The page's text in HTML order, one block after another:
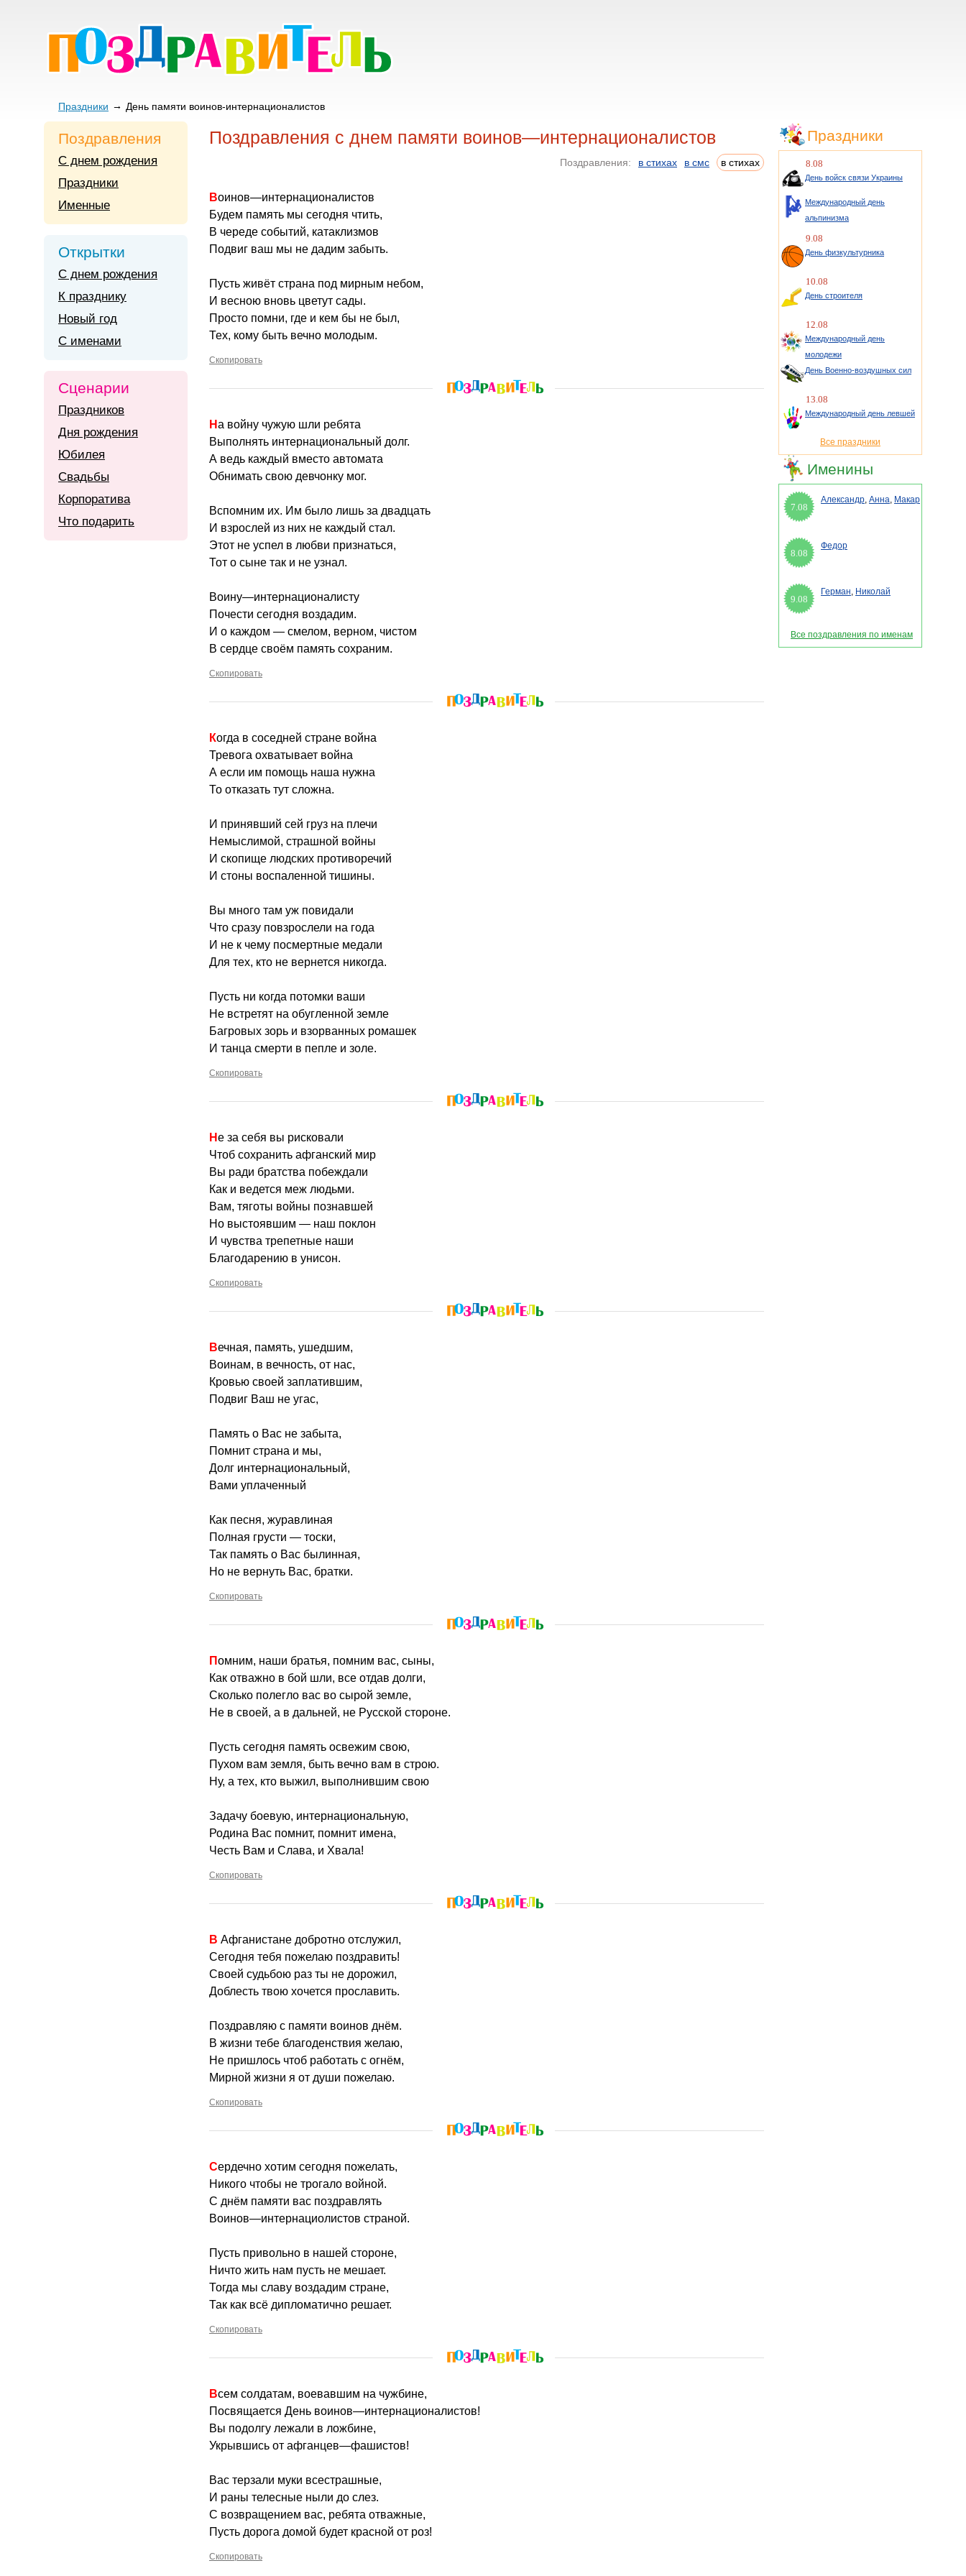
Праздники День памяти воинов-интернационалистов
Поздравления с днем памяти воинов—интернационалистов
Поздравления: в стихах в смс в стихах
Воинов—интернационалистов
Будем память мы сегодня чтить,
В череде событий, катаклизмов
Подвиг ваш мы не дадим забыть.
Пусть живёт страна под мирным небом,
И весною вновь цветут сады.
Просто помни, где и кем бы не был,
Тех, кому быть вечно молодым.
Скопировать
На войну чужую шли ребята
Выполнять интернациональный долг.
А ведь каждый вместо автомата
Обнимать свою девчонку мог.
Вспомним их. Им было лишь за двадцать
И взрослей из них не каждый стал.
Этот не успел в любви признаться,
Тот о сыне так и не узнал.
Воину—интернационалисту
Почести сегодня воздадим.
И о каждом — смелом, верном, чистом
В сердце своём память сохраним.
Скопировать
Когда в соседней стране война
Тревога охватывает война
А если им помощь наша нужна
То отказать тут сложна.
И принявший сей груз на плечи
Немыслимой, страшной войны
И скопище людских противоречий
И стоны воспаленной тишины.
Вы много там уж повидали
Что сразу повзрослели на года
И не к чему посмертные медали
Для тех, кто не вернется никогда.
Пусть ни когда потомки ваши
Не встретят на обугленной земле
Багровых зорь и взорванных ромашек
И танца смерти в пепле и золе.
Скопировать
Не за себя вы рисковали
Чтоб сохранить афганский мир
Вы ради братства побеждали
Как и ведется меж людьми.
Вам, тяготы войны познавшей
Но выстоявшим — наш поклон
И чувства трепетные наши
Благодарению в унисон.
Скопировать
Вечная, память, ушедшим,
Воинам, в вечность, от нас,
Кровью своей заплатившим,
Подвиг Ваш не угас,
Память о Вас не забыта,
Помнит страна и мы,
Долг интернациональный,
Вами уплаченный
Как песня, журавлиная
Полная грусти — тоски,
Так память о Вас былинная,
Но не вернуть Вас, братки.
Скопировать
Помним, наши братья, помним вас, сыны,
Как отважно в бой шли, все отдав долги,
Сколько полегло вас во сырой земле,
Не в своей, а в дальней, не Русской стороне.
Пусть сегодня память освежим свою,
Пухом вам земля, быть вечно вам в строю.
Ну, а тех, кто выжил, выполнившим свою
Задачу боевую, интернациональную,
Родина Вас помнит, помнит имена,
Честь Вам и Слава, и Хвала!
Скопировать
В Афганистане добротно отслужил,
Сегодня тебя пожелаю поздравить!
Своей судьбою раз ты не дорожил,
Доблесть твою хочется прославить.
Поздравляю с памяти воинов днём.
В жизни тебе благоденствия желаю,
Не пришлось чтоб работать с огнём,
Мирной жизни я от души пожелаю.
Скопировать
Сердечно хотим сегодня пожелать,
Никого чтобы не трогало войной.
С днём памяти вас поздравлять
Воинов—интернациолистов страной.
Пусть привольно в нашей стороне,
Ничто жить нам пусть не мешает.
Тогда мы славу воздадим стране,
Так как всё дипломатично решает.
Скопировать
Всем солдатам, воевавшим на чужбине,
Посвящается День воинов—интернационалистов!
Вы подолгу лежали в ложбине,
Укрывшись от афганцев—фашистов!
Вас терзали муки всестрашные,
И раны телесные ныли до слез.
С возвращением вас, ребята отважные,
Пусть дорога домой будет красной от роз!
Скопировать
Поздравления
С днем рождения
Праздники
Именные
Открытки
С днем рождения
К празднику
Новый год
С именами
Сценарии
Праздников
Дня рождения
Юбилея
Свадьбы
Корпоратива
Что подарить
Праздники
8.08
День войск связи Украины
Международный день
альпинизма
9.08
День физкультурника
10.08
День строителя
12.08
Международный день
молодежи
День Военно-воздушных сил
13.08
Международный день левшей
Все праздники
Именины
7.08
Александр, Анна, Макар
8.08
Федор
9.08
Герман, Николай
Все поздравления по именам